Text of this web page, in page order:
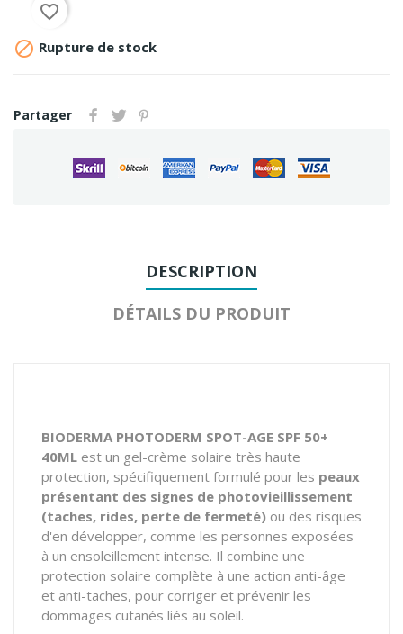
favorite_border
 Rupture de stock
Partager
DESCRIPTION
DÉTAILS DU PRODUIT
BIODERMA PHOTODERM SPOT-AGE SPF 50+
40ML est un gel-crème solaire très haute
protection, spécifiquement formulé pour les peaux
présentant des signes de photovieillissement
(taches, rides, perte de fermeté) ou des risques
d'en développer, comme les personnes exposées
à un ensoleillement intense. Il combine une
protection solaire complète à une action anti-âge
et anti-taches, pour corriger et prévenir les
dommages cutanés liés au soleil.